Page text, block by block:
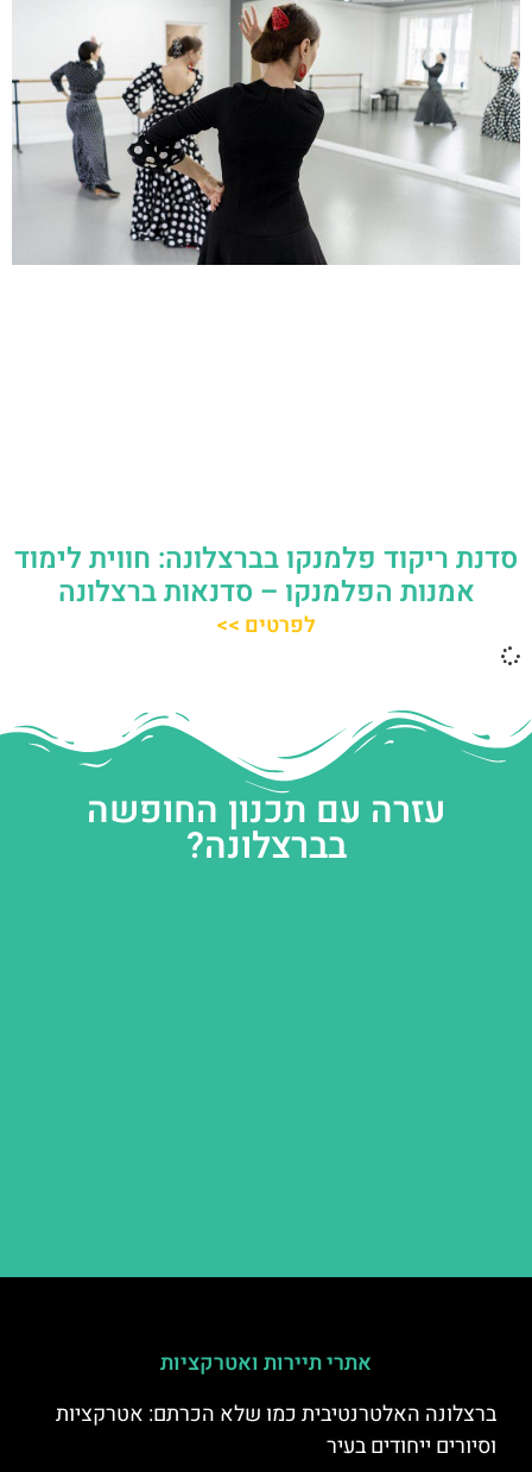
סדנת ריקוד פלמנקו בברצלונה: חווית לימוד
אמנות הפלמנקו – סדנאות ברצלונה
לפרטים >>
עזרה עם תכנון החופשה
בברצלונה?
אתרי תיירות ואטרקציות
ברצלונה האלטרנטיבית כמו שלא הכרתם: אטרקציות
וסיורים ייחודים בעיר